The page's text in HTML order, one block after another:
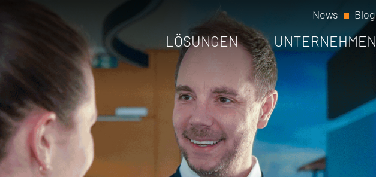
News Blog
LÖSUNGEN UNTERNEHMEN